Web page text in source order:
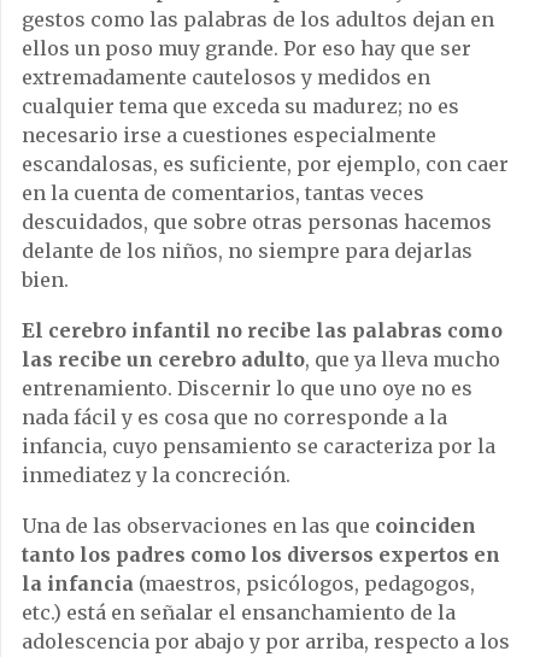
gestos como las palabras de los adultos dejan en
ellos un poso muy grande. Por eso hay que ser
extremadamente cautelosos y medidos en
cualquier tema que exceda su madurez; no es
necesario irse a cuestiones especialmente
escandalosas, es suficiente, por ejemplo, con caer
en la cuenta de comentarios, tantas veces
descuidados, que sobre otras personas hacemos
delante de los niños, no siempre para dejarlas
bien.
El cerebro infantil no recibe las palabras como
las recibe un cerebro adulto, que ya lleva mucho
entrenamiento. Discernir lo que uno oye no es
nada fácil y es cosa que no corresponde a la
infancia, cuyo pensamiento se caracteriza por la
inmediatez y la concreción.
Una de las observaciones en las que coinciden
tanto los padres como los diversos expertos en
la infancia (maestros, psicólogos, pedagogos,
etc.) está en señalar el ensanchamiento de la
adolescencia por abajo y por arriba, respecto a los